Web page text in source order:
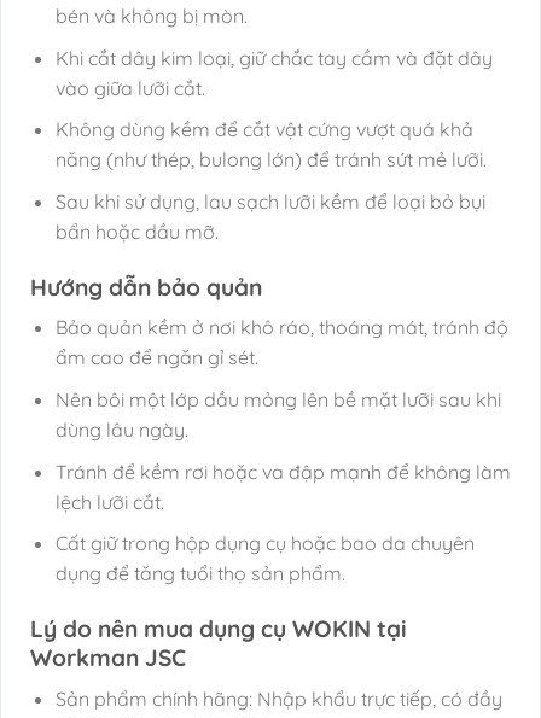
bén và không bị mòn.
Khi cắt dây kim loại, giữ chắc tay cầm và đặt dây
vào giữa lưỡi cắt.
Không dùng kềm để cắt vật cứng vượt quá khả
năng (như thép, bulong lớn) để tránh sứt mẻ lưỡi.
Sau khi sử dụng, lau sạch lưỡi kềm để loại bỏ bụi
bẩn hoặc dầu mỡ.
Hướng dẫn bảo quản
Bảo quản kềm ở nơi khô ráo, thoáng mát, tránh độ
ẩm cao để ngăn gỉ sét.
Nên bôi một lớp dầu mỏng lên bề mặt lưỡi sau khi
dùng lâu ngày.
Tránh để kềm rơi hoặc va đập mạnh để không làm
lệch lưỡi cắt.
Cất giữ trong hộp dụng cụ hoặc bao da chuyên
dụng để tăng tuổi thọ sản phẩm.
Lý do nên mua dụng cụ WOKIN tại
Workman JSC
Sản phẩm chính hãng: Nhập khẩu trực tiếp, có đầy